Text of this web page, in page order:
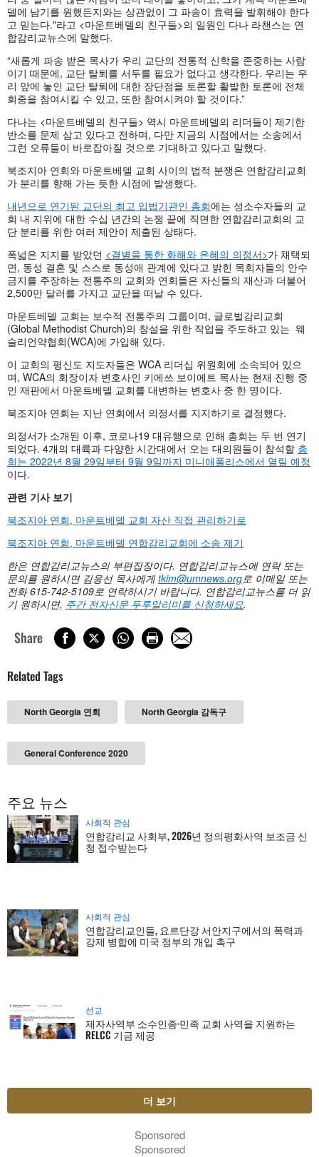
델에 남기를 원했든지와는 상관없이 그 파송이 효력을 발휘해야 한다
고 믿는다."라고 <마운트베델의 친구들>의 일원인 다나 라챈스는 연
합감리교뉴스에 말했다.
“새롭게 파송 받은 목사가 우리 교단의 전통적 신학을 존중하는 사람
이기 때문에, 교단 탈퇴를 서두를 필요가 없다고 생각한다. 우리는 우
리 앞에 놓인 교단 탈퇴에 대한 장단점을 토론할 활발한 토론에 전체
회중을 참여시킬 수 있고, 또한 참여시켜야 할 것이다.”
다나는 <마운트베델의 친구들> 역시 마운트베델의 리더들이 제기한
반소를 문제 삼고 있다고 전하며, 다만 지금의 시점에서는 소송에서
그런 오류들이 바로잡아질 것으로 기대하고 있다고 말했다.
북조지아 연회와 마운트베델 교회 사이의 법적 분쟁은 연합감리교회
가 분리를 향해 가는 듯한 시점에 발생했다.
내년으로 연기된 교단의 최고 입법기관인 총회에는 성소수자들의 교
회 내 지위에 대한 수십 년간의 논쟁 끝에 직면한 연합감리교회의 교
단 분리를 위한 여러 제안이 제출된 상태다.
폭넓은 지지를 받았던 <결별을 통한 화해와 은혜의 의정서>가 채택되
면, 동성 결혼 및 스스로 동성애 관계에 있다고 밝힌 목회자들의 안수
금지를 주장하는 전통주의 교회와 연회들은 자신들의 재산과 더불어
2,500만 달러를 가지고 교단을 떠날 수 있다.
마운트베델 교회는 보수적 전통주의 그룹이며, 글로벌감리교회
(Global Methodist Church)의 창설을 위한 작업을 주도하고 있는 웨
슬리언약협회(WCA)에 가입해 있다.
이 교회의 평신도 지도자들은 WCA 리더십 위원회에 소속되어 있으
며, WCA의 회장이자 변호사인 키에쓰 보이에트 목사는 현재 진행 중
인 재판에서 마운트베델 교회를 대변하는 변호사 중 한 명이다.
북조지아 연회는 지난 연회에서 의정서를 지지하기로 결정했다.
의정서가 소개된 이후, 코로나19 대유행으로 인해 총회는 두 번 연기
되었다. 4개의 대륙과 다양한 시간대에서 오는 대의원들이 참석할 총
회는 2022년 8월 29일부터 9월 9일까지 미니애폴리스에서 열릴 예정
이다.
관련 기사 보기
북조지아 연회, 마운트베델 교회 자산 직접 관리하기로
북조지아 연회, 마운트베델 연합감리교회에 소송 제기
한은 연합감리교뉴스의 부편집장이다. 연합감리교뉴스에 연락 또는
문의를 원하시면 김응선 목사에게tkim@umnews.org로 이메일 또는
전화615-742-5109로 연락하시기 바랍니다. 연합감리교뉴스를 더 읽
기 원하시면, 주간 전자신문 두루알리미를 신청하세요.
Share
Related Tags
North Georgia 연회 North Georgia 감독구
General Conference 2020
주요 뉴스
사회적 관심
연합감리교 사회부, 2026년 정의평화사역 보조금 신
청 접수받는다
사회적 관심
연합감리교인들, 요르단강 서안지구에서의 폭력과
강제 병합에 미국 정부의 개입 촉구
선교
제자사역부 소수인종·민족 교회 사역을 지원하는
RELCC 기금 제공
더 보기
Sponsored
Sponsored